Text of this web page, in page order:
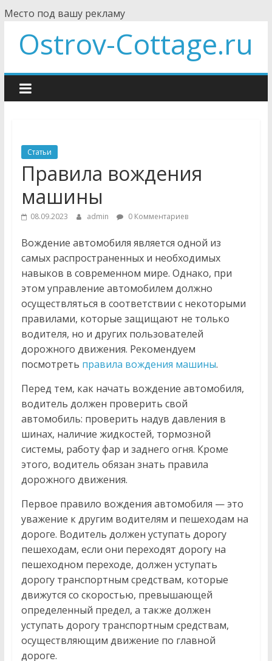
Skip
content
Место под вашу рекламу
Ostrov-Cottage.ru
Статьи
Правила вождения
машины
08.09.2023 admin 0 Комментариев
Вождение автомобиля является одной из
самых распространенных и необходимых
навыков в современном мире. Однако, при
этом управление автомобилем должно
осуществляться в соответствии с некоторыми
правилами, которые защищают не только
водителя, но и других пользователей
дорожного движения. Рекомендуем
посмотреть правила вождения машины.
Перед тем, как начать вождение автомобиля,
водитель должен проверить свой
автомобиль: проверить надув давления в
шинах, наличие жидкостей, тормозной
системы, работу фар и заднего огня. Кроме
этого, водитель обязан знать правила
дорожного движения.
Первое правило вождения автомобиля — это
уважение к другим водителям и пешеходам на
дороге. Водитель должен уступать дорогу
пешеходам, если они переходят дорогу на
пешеходном переходе, должен уступать
дорогу транспортным средствам, которые
движутся со скоростью, превышающей
определенный предел, а также должен
уступать дорогу транспортным средствам,
осуществляющим движение по главной
дороге.